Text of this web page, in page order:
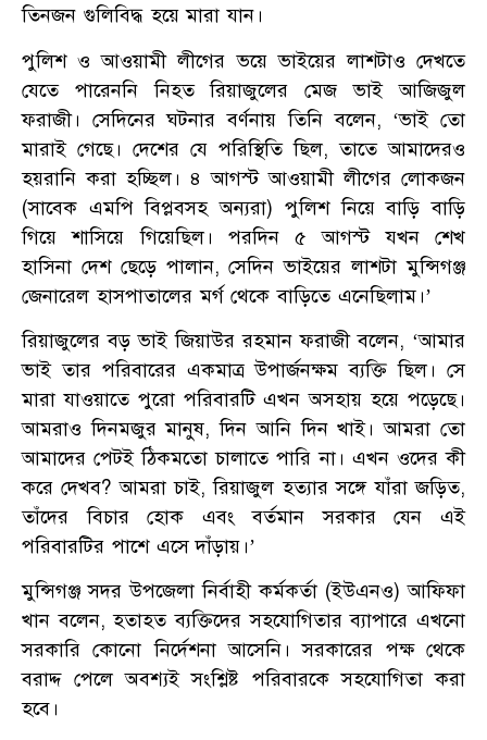
তিনজন গুলিবিদ্ধ হয়ে মারা যান।
পুলিশ ও আওয়ামী লীগের ভয়ে ভাইয়ের লাশটাও দেখতে
যেতে পারেননি নিহত রিয়াজুলের মেজ ভাই আজিজুল
ফরাজী। সেদিনের ঘটনার বর্ণনায় তিনি বলেন, ‘ভাই তো
মারাই গেছে। দেশের যে পরিস্থিতি ছিল, তাতে আমাদেরও
হয়রানি করা হচ্ছিল। ৪ আগস্ট আওয়ামী লীগের লোকজন
(সাবেক এমপি বিপ্লবসহ অন্যরা) পুলিশ নিয়ে বাড়ি বাড়ি
গিয়ে শাসিয়ে গিয়েছিল। পরদিন ৫ আগস্ট যখন শেখ
হাসিনা দেশ ছেড়ে পালান, সেদিন ভাইয়ের লাশটা মুন্সিগঞ্জ
জেনারেল হাসপাতালের মর্গ থেকে বাড়িতে এনেছিলাম।’
রিয়াজুলের বড় ভাই জিয়াউর রহমান ফরাজী বলেন, ‘আমার
ভাই তার পরিবারের একমাত্র উপার্জনক্ষম ব্যক্তি ছিল। সে
মারা যাওয়াতে পুরো পরিবারটি এখন অসহায় হয়ে পড়েছে।
আমরাও দিনমজুর মানুষ, দিন আনি দিন খাই। আমরা তো
আমাদের পেটই ঠিকমতো চালাতে পারি না। এখন ওদের কী
করে দেখব? আমরা চাই, রিয়াজুল হত্যার সঙ্গে যাঁরা জড়িত,
তাঁদের বিচার হোক এবং বর্তমান সরকার যেন এই
পরিবারটির পাশে এসে দাঁড়ায়।’
মুন্সিগঞ্জ সদর উপজেলা নির্বাহী কর্মকর্তা (ইউএনও) আফিফা
খান বলেন, হতাহত ব্যক্তিদের সহযোগিতার ব্যাপারে এখনো
সরকারি কোনো নির্দেশনা আসেনি। সরকারের পক্ষ থেকে
বরাদ্দ পেলে অবশ্যই সংশ্লিষ্ট পরিবারকে সহযোগিতা করা
হবে।